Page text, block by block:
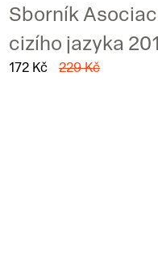
Sborník
cizího jazyka
172 Kč 229 Kč